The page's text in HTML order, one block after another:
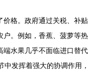
价格。政府通过关税、补贴
户。例如，香蕉、菠萝等热
端水果几乎不面临进口替代
发挥着强大的协调作用，